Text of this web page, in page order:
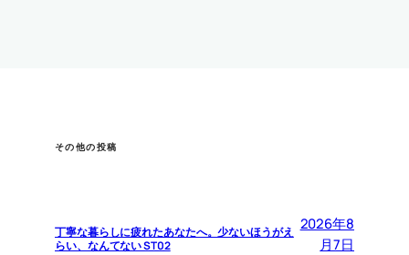
その他の投稿
丁寧な暮らしに疲れたあなたへ。少ないほうがえ
らい、なんてない ST02
2026年8
月7日